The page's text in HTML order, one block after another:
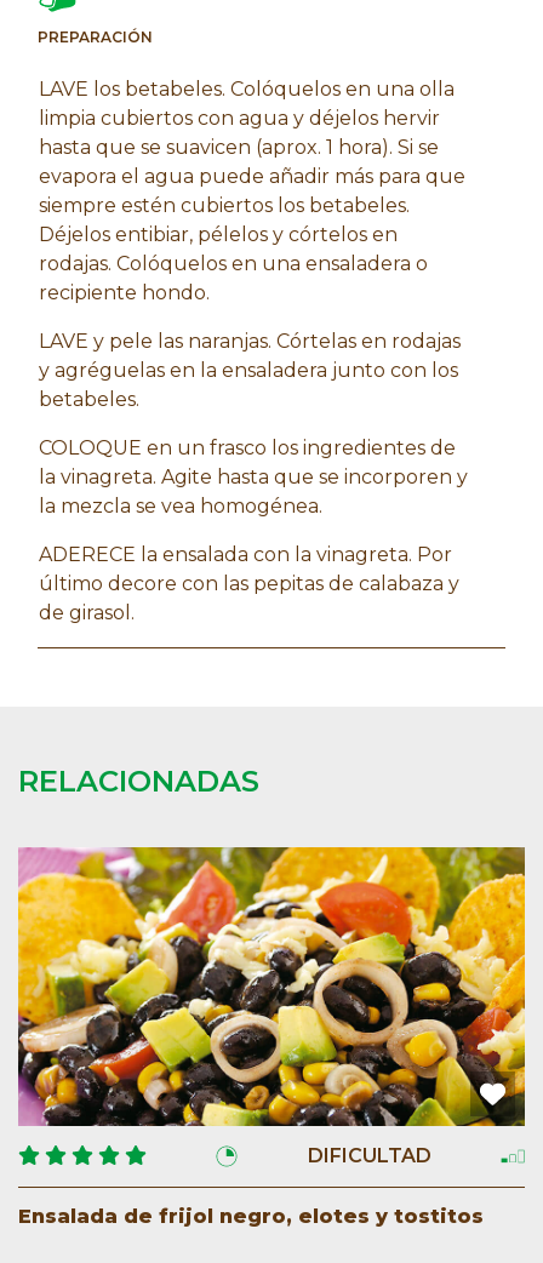
PREPARACIÓN
LAVE los betabeles. Colóquelos en una olla
limpia cubiertos con agua y déjelos hervir
hasta que se suavicen (aprox. 1 hora). Si se
evapora el agua puede añadir más para que
siempre estén cubiertos los betabeles.
Déjelos entibiar, pélelos y córtelos en
rodajas. Colóquelos en una ensaladera o
recipiente hondo.
LAVE y pele las naranjas. Córtelas en rodajas
y agréguelas en la ensaladera junto con los
betabeles.
COLOQUE en un frasco los ingredientes de
la vinagreta. Agite hasta que se incorporen y
la mezcla se vea homogénea.
ADERECE la ensalada con la vinagreta. Por
último decore con las pepitas de calabaza y
de girasol.
RELACIONADAS
DIFICULTAD
Ensalada de frijol negro, elotes y tostitos